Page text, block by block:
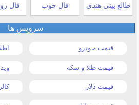
طالع بینی هندی فال چوب فال
سرویس ها
قیمت خودرو
قیمت طلا و سکه
قیمت دلار